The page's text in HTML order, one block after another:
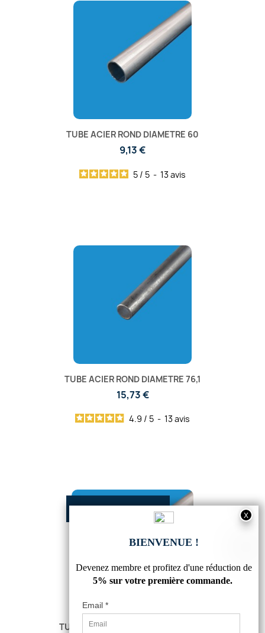
TUBE ACIER ROND DIAMETRE 60
9,13 €
5 / 5 - 13avis
TUBE ACIER ROND DIAMETRE 76,1
15,73 €
4.9 / 5 - 13avis
TUBE ACIER ROND DIAMETRE 38 MM
RUPTURE DE STOCK